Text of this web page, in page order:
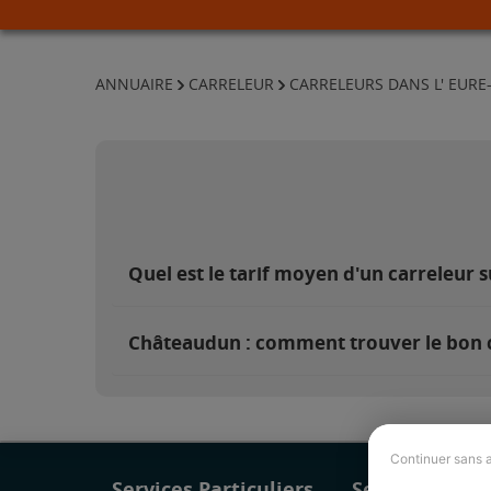
Continuer sans
ANNUAIRE CARRELEUR CARRELEURS DANS L'
Quel est le tarif moyen d'un carreleur
Châteaudun : comment trouver le bon